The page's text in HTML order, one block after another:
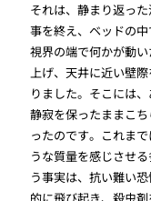
それは、静まり返っ
事を終え、ベッドの
視界の端で何かが動
上げ、天井に近い壁
りました。そこには
静寂を保ったままこ
ったのです。これま
うな質量を感じさせ
う事実は、抗い難い